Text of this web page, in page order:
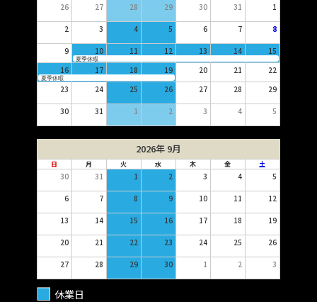
26 27 28 29 30 31 1
2 3 4 5 6 7 8
9 10 11 12 13 14 15
夏季休暇
16 17 18 19 20 21 22
夏季休暇
23 24 25 26 27 28 29
30 31 1 2 3 4 5
2026年 9月
日 月 火 水 木 金 土
30 31 1 2 3 4 5
6 7 8 9 10 11 12
13 14 15 16 17 18 19
20 21 22 23 24 25 26
27 28 29 30 1 2 3
休業日